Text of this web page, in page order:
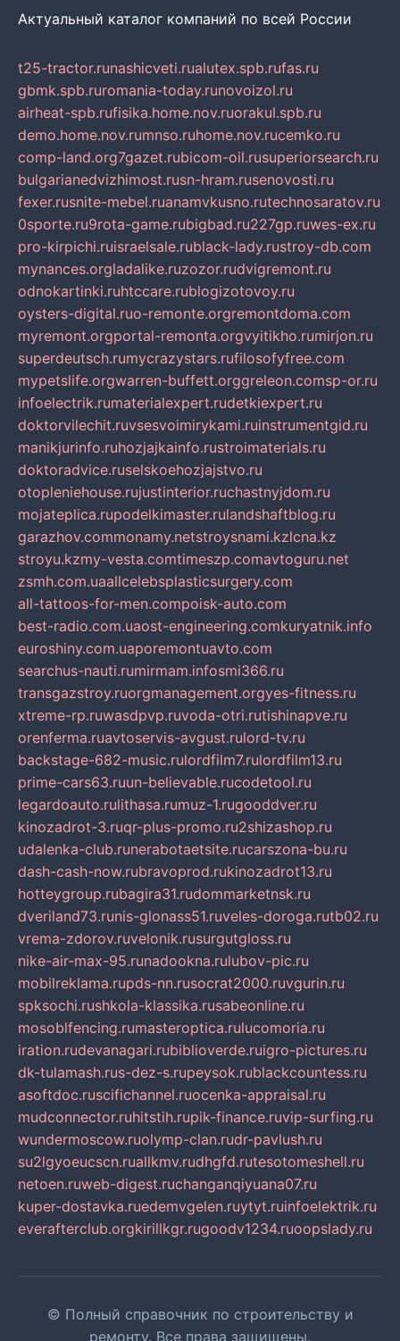
Актуальный каталог компаний по всей России
t25-tractor.runashicveti.rualutex.spb.rufas.ru
gbmk.spb.ruromania-today.runovoizol.ru
airheat-spb.rufisika.home.nov.ruorakul.spb.ru
demo.home.nov.rumnso.ruhome.nov.rucemko.ru
comp-land.org7gazet.rubicom-oil.rusuperiorsearch.ru
bulgarianedvizhimost.rusn-hram.rusenovosti.ru
fexer.rusnite-mebel.ruanamvkusno.rutechnosaratov.ru
0sporte.ru9rota-game.rubigbad.ru227gp.ruwes-ex.ru
pro-kirpichi.ruisraelsale.rublack-lady.rustroy-db.com
mynances.orgladalike.ruzozor.rudvigremont.ru
odnokartinki.ruhtccare.rublogizotovoy.ru
oysters-digital.ruo-remonte.orgremontdoma.com
myremont.orgportal-remonta.orgvyitikho.rumirjon.ru
superdeutsch.rumycrazystars.rufilosofyfree.com
mypetslife.orgwarren-buffett.orggreleon.comsp-or.ru
infoelectrik.rumaterialexpert.rudetkiexpert.ru
doktorvilechit.ruvsesvoimirykami.ruinstrumentgid.ru
manikjurinfo.ruhozjajkainfo.rustroimaterials.ru
doktoradvice.ruselskoehozjajstvo.ru
otopleniehouse.rujustinterior.ruchastnyjdom.ru
mojateplica.rupodelkimaster.rulandshaftblog.ru
garazhov.commonamy.netstroysnami.kzlcna.kz
stroyu.kzmy-vesta.comtimeszp.comavtoguru.net
zsmh.com.uaallcelebsplasticsurgery.com
all-tattoos-for-men.compoisk-auto.com
best-radio.com.uaost-engineering.comkuryatnik.info
euroshiny.com.uaporemontuavto.com
searchus-nauti.rumirmam.infosmi366.ru
transgazstroy.ruorgmanagement.orgyes-fitness.ru
xtreme-rp.ruwasdpvp.ruvoda-otri.rutishinapve.ru
orenferma.ruavtoservis-avgust.rulord-tv.ru
backstage-682-music.rulordfilm7.rulordfilm13.ru
prime-cars63.ruun-believable.rucodetool.ru
legardoauto.rulithasa.rumuz-1.rugooddver.ru
kinozadrot-3.ruqr-plus-promo.ru2shizashop.ru
udalenka-club.runerabotaetsite.rucarszona-bu.ru
dash-cash-now.rubravoprod.rukinozadrot13.ru
hotteygroup.rubagira31.rudommarketnsk.ru
dveriland73.runis-glonass51.ruveles-doroga.rutb02.ru
vrema-zdorov.ruvelonik.rusurgutgloss.ru
nike-air-max-95.runadookna.rulubov-pic.ru
mobilreklama.rupds-nn.rusocrat2000.ruvgurin.ru
spksochi.rushkola-klassika.rusabeonline.ru
mosoblfencing.rumasteroptica.rulucomoria.ru
iration.rudevanagari.rubiblioverde.ruigro-pictures.ru
dk-tulamash.rus-dez-s.rupeysok.rublackcountess.ru
asoftdoc.ruscifichannel.ruocenka-appraisal.ru
mudconnector.ruhitstih.rupik-finance.ruvip-surfing.ru
wundermoscow.ruolymp-clan.rudr-pavlush.ru
su2lgyoeucscn.ruallkmv.rudhgfd.rutesotomeshell.ru
netoen.ruweb-digest.ruchanganqiyuana07.ru
kuper-dostavka.ruedemvgelen.ruytyt.ruinfoelektrik.ru
everafterclub.orgkirillkgr.rugoodv1234.ruoopslady.ru
© Полный справочник по строительству и
ремонту. Все права защищены.